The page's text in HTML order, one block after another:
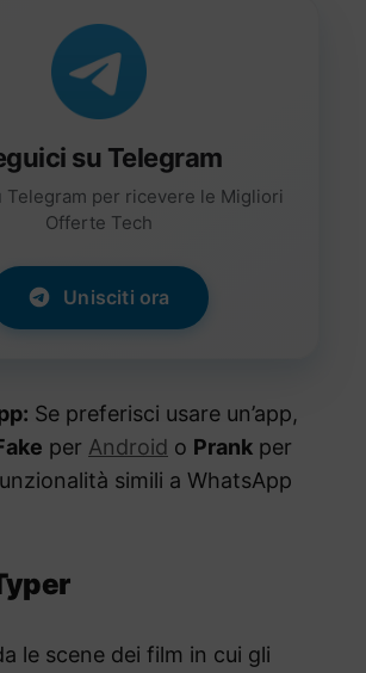
su Telegram
Telegram per ricevere le Migliori
Offerte Tech
Unisciti ora
Se preferisci usare un’app,
per Android o Prank per
simili a WhatsApp
le scene dei film in cui gli